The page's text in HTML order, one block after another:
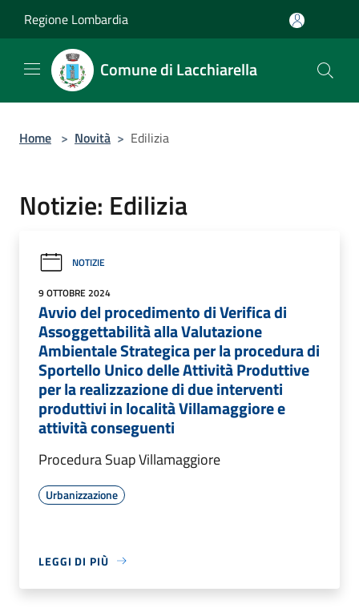
Regione Lombardia
Comune di Lacchiarella
Home > Novità > Edilizia
Notizie: Edilizia
NOTIZIE
9 OTTOBRE 2024
Avvio del procedimento di Verifica di
Assoggettabilità alla Valutazione
Ambientale Strategica per la procedura di
Sportello Unico delle Attività Produttive
per la realizzazione di due interventi
produttivi in località Villamaggiore e
attività conseguenti
Procedura Suap Villamaggiore
Urbanizzazione
LEGGI DI PIÙ